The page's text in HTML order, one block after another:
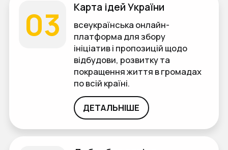
03 Карта ідей України
всеукраїнська онлайн-
платформа для збору
ініціатив і пропозицій щодо
відбудови, розвитку та
покращення життя в громадах
по всій країні.
ДЕТАЛЬНІШЕ